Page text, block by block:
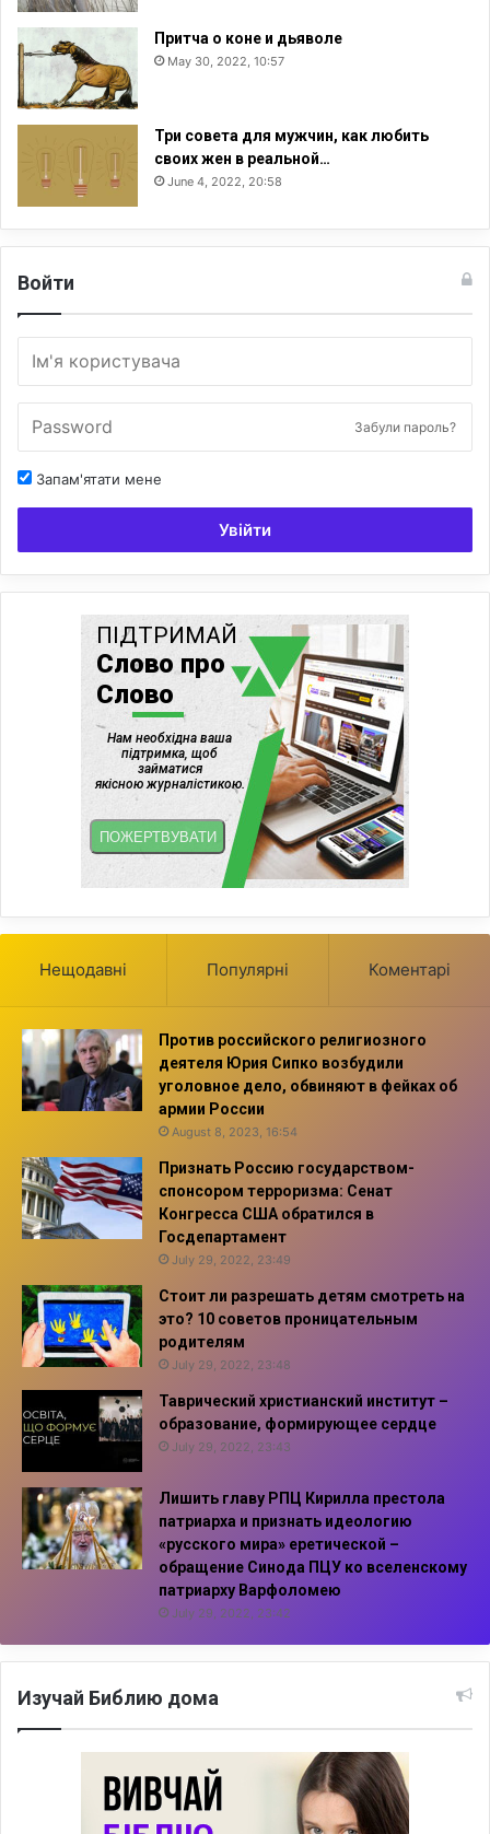
Притча о коне и дьяволе
May 30, 2022, 10:57
Три совета для мужчин, как любить
своих жен в реальной…
June 4, 2022, 20:58
Войти
Забули пароль?
Запам'ятати мене
Увійти
Нещодавні Популярні Коментарі
Против российского религиозного
деятеля Юрия Сипко возбудили
уголовное дело, обвиняют в фейках об
армии России
August 8, 2023, 16:54
Признать Россию государством-
спонсором терроризма: Сенат
Конгресса США обратился в
Госдепартамент
July 29, 2022, 23:49
Стоит ли разрешать детям смотреть на
это? 10 советов проницательным
родителям
July 29, 2022, 23:48
Таврический христианский институт –
образование, формирующее сердце
July 29, 2022, 23:43
Лишить главу РПЦ Кирилла престола
патриарха и признать идеологию
«русского мира» еретической –
обращение Синода ПЦУ ко вселенскому
патриарху Варфоломею
July 29, 2022, 23:42
Изучай Библию дома